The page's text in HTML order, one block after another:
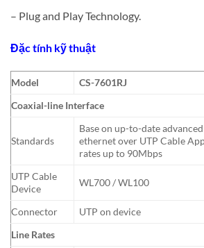
– Plug and Play Technology.
Đặc tính kỹ thuật
Model
CS-7601RJ
Coaxial-line Interface
Standards
Base on up-to-date
ethernet over UTP Cable
rates up to 90Mbps
UTP Cable
Device
WL700 / WL100
Connector
UTP on device
Line Rates